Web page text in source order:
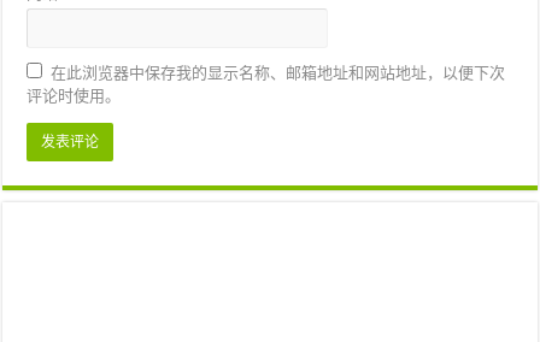
在此浏览器中保存我的显示名称、邮箱地址和网站地址，以便下次
评论时使用。